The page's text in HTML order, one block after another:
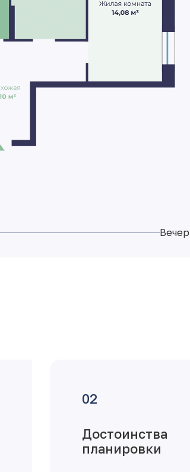
Вечер
Достоинства
планировки